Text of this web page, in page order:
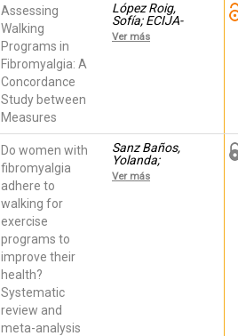
Assessing
Walking
Programs in
Fibromyalgia: A
Concordance
Study between
Measures
López Roig,
Sofía; ECIJA-
GALLARDO,
Carmen;
Oscar; Pastor-
Mira, María
Ángeles
Ver más
Do women with
fibromyalgia
adhere to
walking for
exercise
programs to
improve their
health?
Systematic
review and
meta-analysis
Sanz Baños,
Yolanda;
Pastor-Mira,
María Ángeles;
Ver más